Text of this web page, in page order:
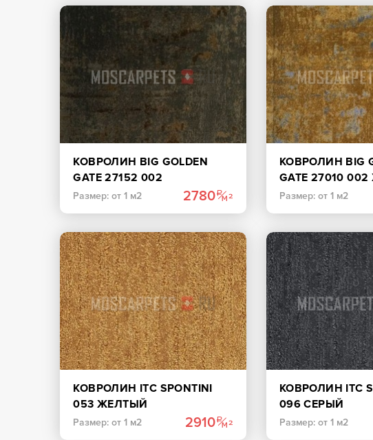
КОВРОЛИН BIG GOLDEN
GATE 27152 002
КОРИЧНЕВЫЙ
Размер: от 1 м2 2780
КОВРОЛИН BIG
GATE 27010
Размер: от 1 м2
КОВРОЛИН ITC SPONTINI
053 ЖЕЛТЫЙ
Размер: от 1 м2 2910
КОВРОЛИН ITC
096 СЕРЫЙ
Размер: от 1 м2